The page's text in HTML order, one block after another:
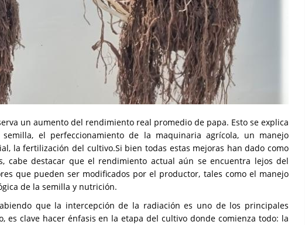
un aumento del rendimiento real promedio de papa. Esto se explica
el perfeccionamiento de la maquinaria agrícola, un manejo
la fertilización del cultivo.Si bien todas estas mejoras han dado como
cabe destacar que el rendimiento actual aún se encuentra lejos del
que pueden ser modificados por el productor, tales como el manejo
de la semilla y nutrición.
que la intercepción de la radiación es uno de los principales
es clave hacer énfasis en la etapa del cultivo donde comienza todo: la